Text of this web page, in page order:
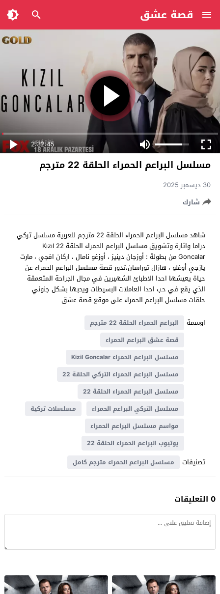
قصة عشق
2:32:45
مسلسل البراعم الحمراء الحلقة 22 مترجم
30 ديسمبر 2025
شارك
شاهد مسلسل البراعم الحمراء الحلقة 22 مترجم للعربية مسلسل تركي
دراما واثارة وتشويق مسلسل البراعم الحمراء الحلقة 22 Kızıl
Goncalar من بطولة : أوزجان دينيز ، أوزغو نامال ، اركان افجي ، مارت
يازجي أوغلو ، هازال توراسان،تدور قصة مسلسل البراعم الحمراء عن
حياة يعيشها احدا الاطبائ الشهيرين في مجال الجراحة المتعمقة
الذي يقع في حب احدا العاملات البسيطات ويحبها بشكل جنوني
حلقات مسلسل البراعم الحمراء على موقع قصة عشق
اوسمة
البراعم الحمراء الحلقة 22 مترجم
قصة عشق البراعم الحمراء
مسلسل البراعم الحمراء Kizil Goncalar
مسلسل البراعم الحمراء التركي الحلقة 22
مسلسل البراعم الحمراء الحلقة 22
مسلسل التركي البراعم الحمراء
مسلسلات تركية
مواسم مسلسل البراعم الحمراء
يوتيوب البراعم الحمراء الحلقة 22
تصنيفات مسلسل البراعم الحمراء مترجم كامل
0 التعليقات